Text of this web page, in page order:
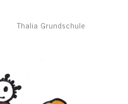
Thalia Grundschule